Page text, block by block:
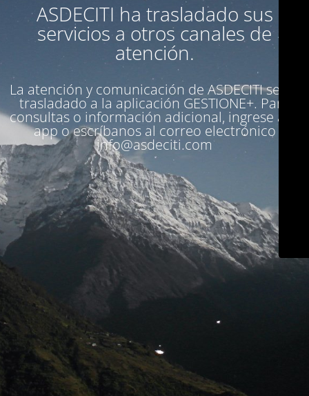
ASDECITI ha trasladado sus
servicios a otros canales de
atención.
La atención y comunicación de ASDECITI se ha
trasladado a la aplicación GESTIONE+. Para
consultas o información adicional, ingrese a la
app o escríbanos al correo electrónico
info@asdeciti.com